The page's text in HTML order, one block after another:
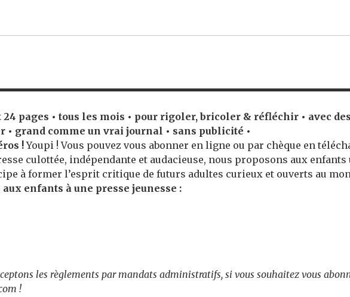
24 pages • tous les mois • pour rigoler, bricoler & réfléchir • avec
• grand comme un vrai journal • sans publicité •
!Youpi ! Vous pouvez vous abonner en ligne ou par chèque en
culottée, indépendante et audacieuse, nous proposons aux
à former l’esprit critique de futurs adultes curieux et ouverts au
enfants à une presse jeunesse :
les règlements par mandats administratifs, si vous souhaitez vous
!